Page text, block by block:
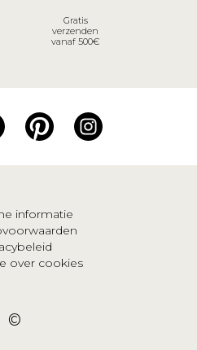
Gratis
verzenden
vanaf 500€
informatie
over cookies
©